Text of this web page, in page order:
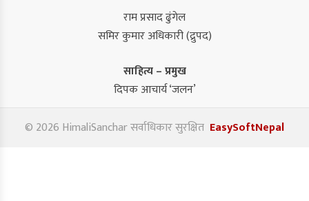
राम प्रसाद ढुंगेल
समिर कुमार अधिकारी (द्रुपद)
साहित्य – प्रमुख
दिपक आचार्य ‘जलन’
© 2026 HimaliSanchar सर्वाधिकार सुरक्षित EasySoftNepal